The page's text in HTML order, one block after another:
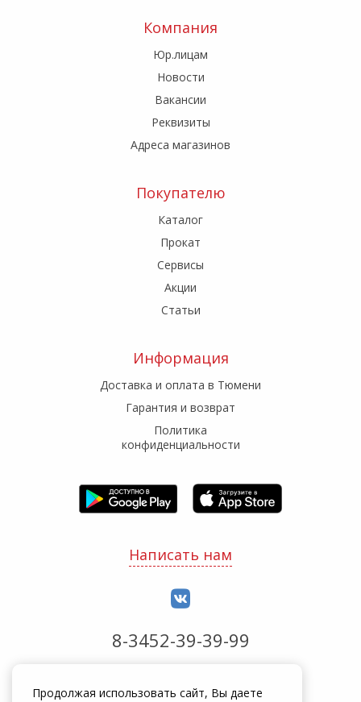
Компания
Юр.лицам
Новости
Вакансии
Реквизиты
Адреса магазинов
Покупателю
Каталог
Прокат
Сервисы
Акции
Статьи
Информация
Доставка и оплата в Тюмени
Гарантия и возврат
Политика
конфиденциальности
Написать нам
8-3452-39-39-99
Продолжая использовать сайт, Вы даете